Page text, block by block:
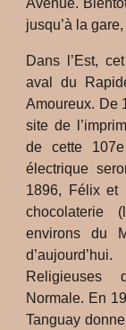
Avenue.
jusqu’à la
Dans l’Est,
aval du
Amoureux. De
site de
de cette
électrique
1896, Félix et
chocolaterie
environs du
Religieuses
Normale. En
Tanguay